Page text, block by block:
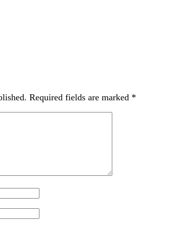
Required fields are marked *